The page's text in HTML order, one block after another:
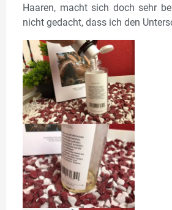
Haaren, macht sich doch sehr
nicht gedacht, dass ich den